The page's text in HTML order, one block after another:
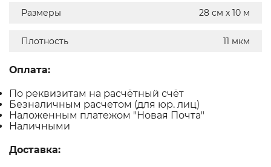
Размеры 28 см х 10 м
Плотность 11 мкм
Оплата:
По реквизитам на расчётный счёт
Безналичным расчетом (для юр. лиц)
Наложенным платежом "Новая Почта"
Наличными
Доставка: